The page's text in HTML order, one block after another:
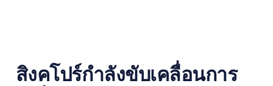
สิงคโปร์กำลังขับเคลื่อนการ